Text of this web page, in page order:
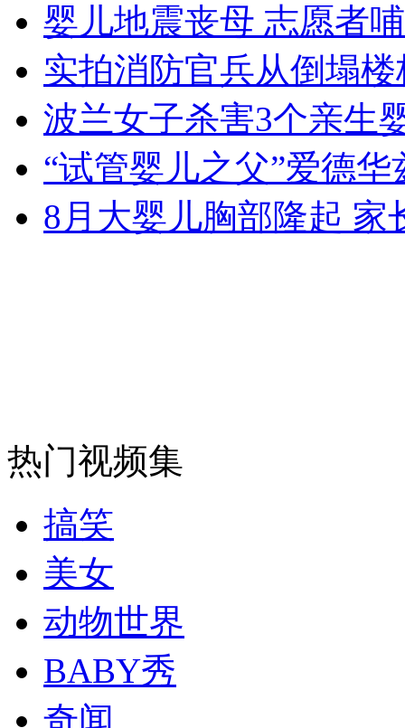
无痛分娩是否安全 医生回应
外交部：反对强权政治霸凌主义
外交部：有关国家言论片面不公正
消防员救轻生者 花炮节热闹非凡
司机酒驾遇交警 急速倒车逃窜
婴儿地震丧母 志愿者
实拍消防官兵从倒塌
波兰女子杀害3个亲生
“试管婴儿之父”爱德华
8月大婴儿胸部隆起 家
热门视频集
搞笑
美女
动物世界
BABY秀
奇闻